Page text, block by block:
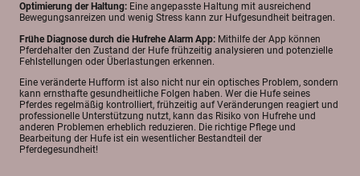
Optimierung der Haltung: Eine angepasste Haltung mit ausreichend
Bewegungsanreizen und wenig Stress kann zur Hufgesundheit beitragen.
Frühe Diagnose durch die Hufrehe Alarm App: Mithilfe der App können
Pferdehalter den Zustand der Hufe frühzeitig analysieren und potenzielle
Fehlstellungen oder Überlastungen erkennen.
Eine veränderte Hufform ist also nicht nur ein optisches Problem, sondern
kann ernsthafte gesundheitliche Folgen haben. Wer die Hufe seines
Pferdes regelmäßig kontrolliert, frühzeitig auf Veränderungen reagiert und
professionelle Unterstützung nutzt, kann das Risiko von Hufrehe und
anderen Problemen erheblich reduzieren. Die richtige Pflege und
Bearbeitung der Hufe ist ein wesentlicher Bestandteil der
Pferdegesundheit!